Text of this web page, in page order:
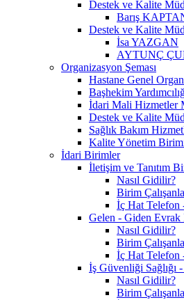
Destek ve Kalite
Barış
Destek ve Kalite
İsa YAZGAN
AYTUNÇ
Organizasyon Şeması
Hastane Genel
Başhekim
İdari Mali Hizmetler
Destek ve Kalite
Sağlık Bakım
Kalite Yönetim
İdari Birimler
İletişim ve Tanıtım
Nasıl Gidilir?
Birim
İç Hat Telefon
Gelen - Giden
Nasıl Gidilir?
Birim
İç Hat Telefon
İş Güvenliği Sağlığı
Nasıl Gidilir?
Birim